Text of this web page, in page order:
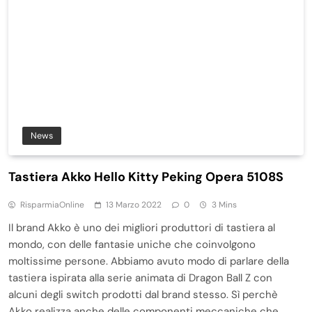
News
Tastiera Akko Hello Kitty Peking Opera 5108S
RisparmiaOnline 13 Marzo 2022 0 3 Mins
Il brand Akko è uno dei migliori produttori di tastiera al
mondo, con delle fantasie uniche che coinvolgono
moltissime persone. Abbiamo avuto modo di parlare della
tastiera ispirata alla serie animata di Dragon Ball Z con
alcuni degli switch prodotti dal brand stesso. Sì perchè